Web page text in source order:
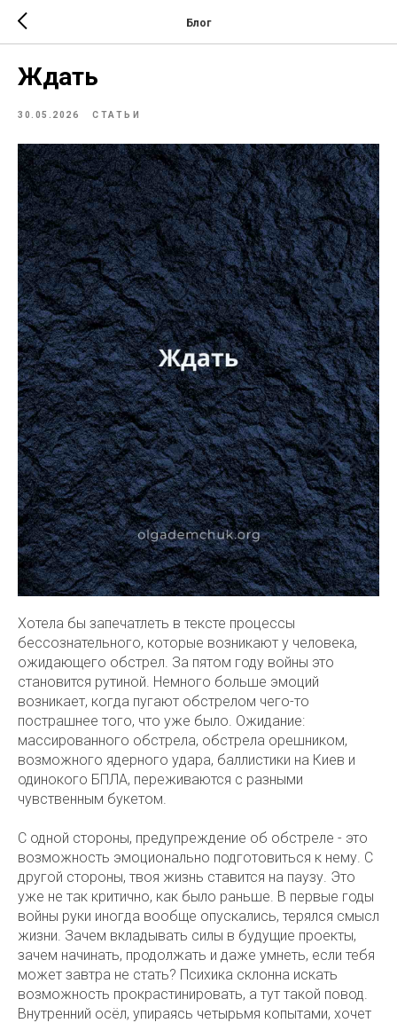
Блог
Ждать
30.05.2026 СТАТЬИ
Хотела бы запечатлеть в тексте процессы
бессознательного, которые возникают у человека,
ожидающего обстрел. За пятом году войны это
становится рутиной. Немного больше эмоций
возникает, когда пугают обстрелом чего-то
пострашнее того, что уже было. Ожидание:
массированного обстрела, обстрела орешником,
возможного ядерного удара, баллистики на Киев и
одинокого БПЛА, переживаются с разными
чувственным букетом.
С одной стороны, предупреждение об обстреле - это
возможность эмоционально подготовиться к нему. С
другой стороны, твоя жизнь ставится на паузу. Это
уже не так критично, как было раньше. В первые годы
войны руки иногда вообще опускались, терялся смысл
жизни. Зачем вкладывать силы в будущие проекты,
зачем начинать, продолжать и даже умнеть, если тебя
может завтра не стать? Психика склонна искать
возможность прокрастинировать, а тут такой повод.
Внутренний осёл, упираясь четырьмя копытами, хочет